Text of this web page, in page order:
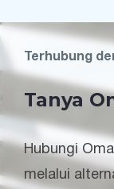
Terhubung
Tanya
Hubungi
melalui